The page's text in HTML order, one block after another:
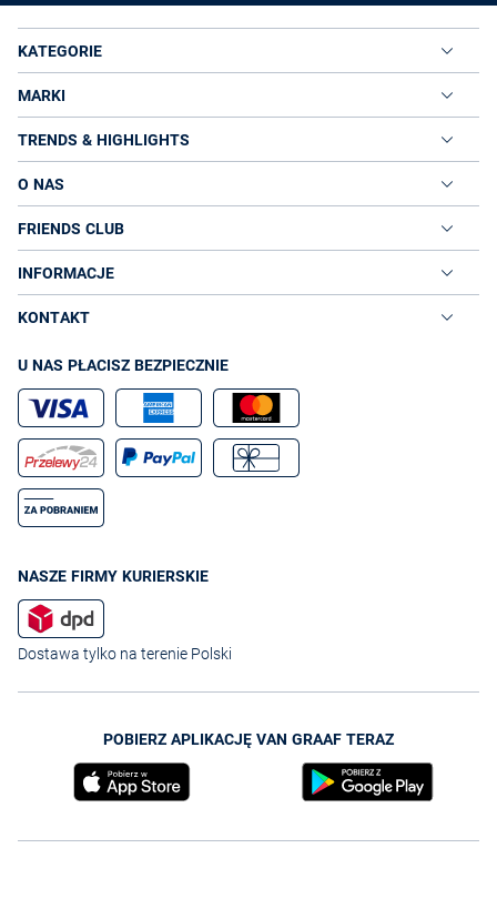
KATEGORIE
MARKI
TRENDS & HIGHLIGHTS
O NAS
FRIENDS CLUB
INFORMACJE
KONTAKT
U NAS PŁACISZ BEZPIECZNIE
NASZE FIRMY KURIERSKIE
Dostawa tylko na terenie Polski
POBIERZ APLIKACJĘ VAN GRAAF TERAZ